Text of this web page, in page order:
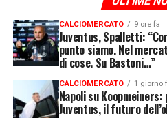
CALCIOMERCATO 9 ore fa
Juventus, Spalletti:
punto siamo. Nel
di cose. Su Bastoni…”
CALCIOMERCATO 1 giorno
Napoli su
Juventus, il futuro